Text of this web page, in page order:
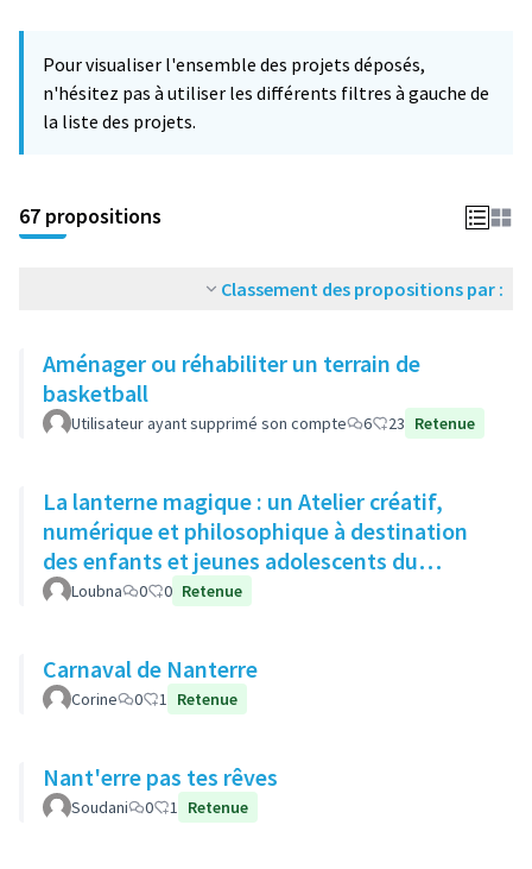
Pour visualiser l'ensemble des projets déposés,
n'hésitez pas à utiliser les différents filtres à gauche de
la liste des projets.
67 propositions
Classement des propositions par :
Aménager ou réhabiliter un terrain de
basketball
Utilisateur ayant supprimé son compte 6 23 Retenue
La lanterne magique : un Atelier créatif,
numérique et philosophique à destination
des enfants et jeunes adolescents du
quartier
Loubna 0 0 Retenue
Carnaval de Nanterre
Corine 0 1 Retenue
Nant'erre pas tes rêves
Soudani 0 1 Retenue